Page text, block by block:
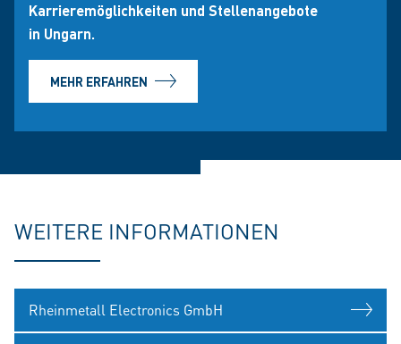
Karrieremöglichkeiten und Stellenangebote
in Ungarn.
MEHR ERFAHREN
WEITERE INFORMATIONEN
Rheinmetall Electronics GmbH